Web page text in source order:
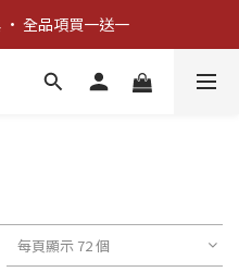
享首單九折！
全品項買一送一
每頁顯示 72 個